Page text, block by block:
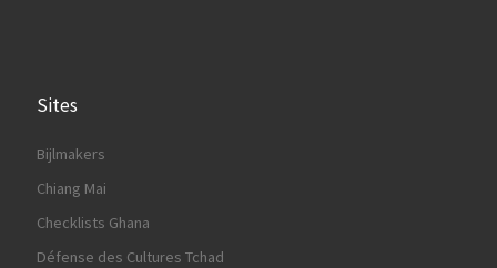
Sites
Bijlmakers
Chiang Mai
Checklists Ghana
Défense des Cultures Tchad